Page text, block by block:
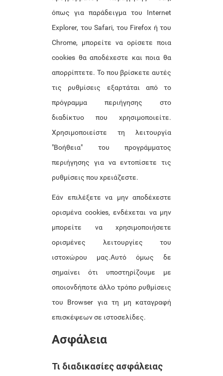
όπως για παράδειγμα του Internet
Explorer, του Safari, του Firefox ή του
Chrome, μπορείτε να ορίσετε ποια
cookies θα αποδέχεστε και ποια θα
απορρίπτετε. Το που βρίσκετε αυτές
τις ρυθμίσεις εξαρτάται από το
πρόγραμμα περιήγησης στο
διαδίκτυο που χρησιμοποιείτε.
Χρησιμοποιείστε τη λειτουργία
"Βοήθεια" του προγράμματος
περιήγησης για να εντοπίσετε τις
ρυθμίσεις που χρειάζεστε.
Εάν επιλέξετε να μην αποδέχεστε
ορισμένα cookies, ενδέχεται να μην
μπορείτε να χρησιμοποιήσετε
ορισμένες λειτουργίες του
ιστοχώρου μας.Αυτό όμως δε
σημαίνει ότι υποστηρίζουμε με
οποιονδήποτε άλλο τρόπο ρυθμίσεις
του Browser για τη μη καταγραφή
επισκέψεων σε ιστοσελίδες.
Ασφάλεια
Τι διαδικασίες ασφάλειας